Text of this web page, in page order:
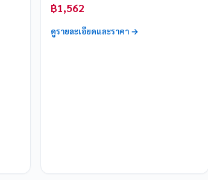
฿1,562
ดูรายละเอียดและราคา →